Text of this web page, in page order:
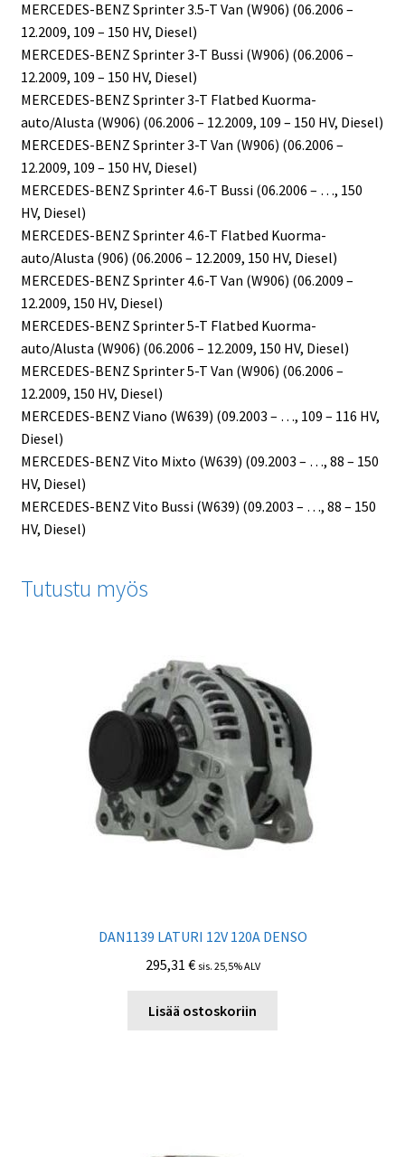
MERCEDES-BENZ Sprinter 3.5-T Van (W906) (06.2006 –
12.2009, 109 – 150 HV, Diesel)
MERCEDES-BENZ Sprinter 3-T Bussi (W906) (06.2006 –
12.2009, 109 – 150 HV, Diesel)
MERCEDES-BENZ Sprinter 3-T Flatbed Kuorma-
auto/Alusta (W906) (06.2006 – 12.2009, 109 – 150 HV, Diesel)
MERCEDES-BENZ Sprinter 3-T Van (W906) (06.2006 –
12.2009, 109 – 150 HV, Diesel)
MERCEDES-BENZ Sprinter 4.6-T Bussi (06.2006 – …, 150
HV, Diesel)
MERCEDES-BENZ Sprinter 4.6-T Flatbed Kuorma-
auto/Alusta (906) (06.2006 – 12.2009, 150 HV, Diesel)
MERCEDES-BENZ Sprinter 4.6-T Van (W906) (06.2009 –
12.2009, 150 HV, Diesel)
MERCEDES-BENZ Sprinter 5-T Flatbed Kuorma-
auto/Alusta (W906) (06.2006 – 12.2009, 150 HV, Diesel)
MERCEDES-BENZ Sprinter 5-T Van (W906) (06.2006 –
12.2009, 150 HV, Diesel)
MERCEDES-BENZ Viano (W639) (09.2003 – …, 109 – 116 HV,
Diesel)
MERCEDES-BENZ Vito Mixto (W639) (09.2003 – …, 88 – 150
HV, Diesel)
MERCEDES-BENZ Vito Bussi (W639) (09.2003 – …, 88 – 150
HV, Diesel)
Tutustu myös
DAN1139 LATURI 12V 120А DENSO
295,31 € sis. 25,5% ALV
Lisää ostoskoriin